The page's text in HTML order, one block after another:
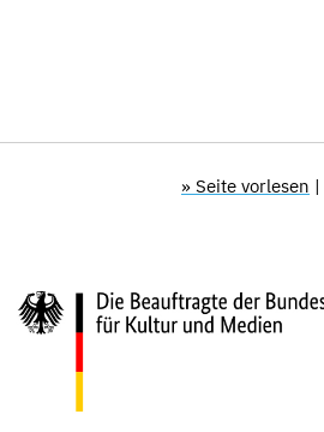
» Seite vorlesen |